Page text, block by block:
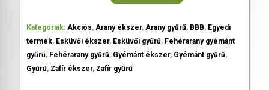
Kategóriák: Akciós, Arany ékszer, Arany gyűrű, BBB, Egyedi
termék, Esküvői ékszer, Esküvői gyűrű, Fehérarany gyémánt
gyűrű, Fehérarany gyűrű, Gyémánt ékszer, Gyémánt gyűrű,
Gyűrű, Zafír ékszer, Zafír gyűrű